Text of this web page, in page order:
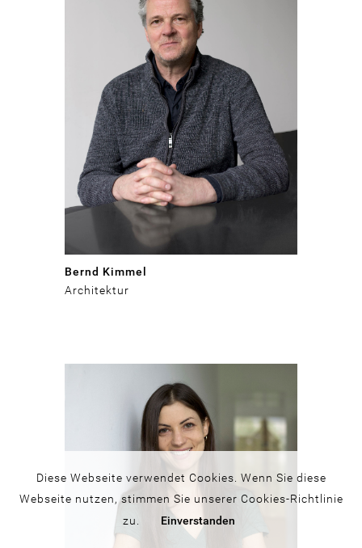
Bernd Kimmel
Architektur
Diese Webseite verwendet Cookies. Wenn Sie diese
Webseite nutzen, stimmen Sie unserer Cookies-Richtlinie
zu.
Einverstanden